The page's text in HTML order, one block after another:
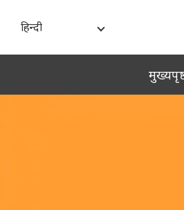
हिन्दी
India - English